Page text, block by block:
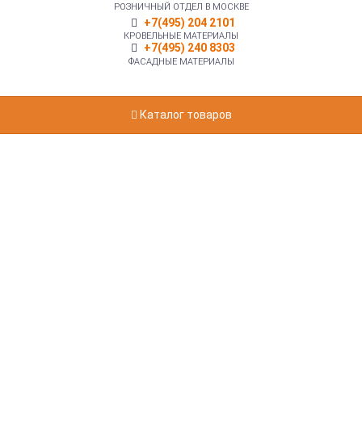
РОЗНИЧНЫЙ ОТДЕЛ В МОСКВЕ
+7(495) 204 2101
КРОВЕЛЬНЫЕ МАТЕРИАЛЫ
+7(495) 240 8303
ФАСАДНЫЕ МАТЕРИАЛЫ
Каталог товаров